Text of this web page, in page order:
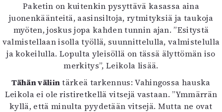
Paketin on kuitenkin pysyttävä kasassa aina
juonenkäänteitä, aasinsiltoja, rytmityksiä ja taukoja
myöten, joskus jopa kahden tunnin ajan. ”Esitystä
valmistellaan isolla työllä, suunnittelulla, valmistelulla
ja kokeilulla. Lopulta yleisöllä on tässä älyttömän iso
merkitys”, Leikola lisää.
Tähän väliintärkeä tarkennus: Vahingossa hauska
Leikola ei ole ristiretkellä vitsejä vastaan. ”Ymmärrän
kyllä, että minulta pyydetään vitsejä. Mutta ne ovat